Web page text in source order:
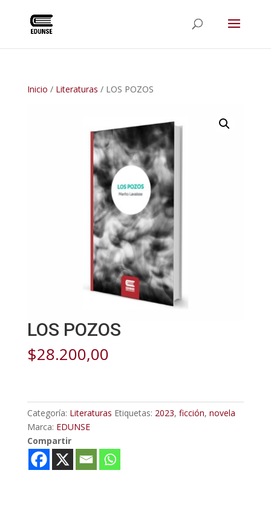
Inicio / Literaturas / LOS POZOS
LOS POZOS
$28.200,00
Categoría: Literaturas Etiquetas: 2023, ficción, novela
Marca: EDUNSE
Compartir